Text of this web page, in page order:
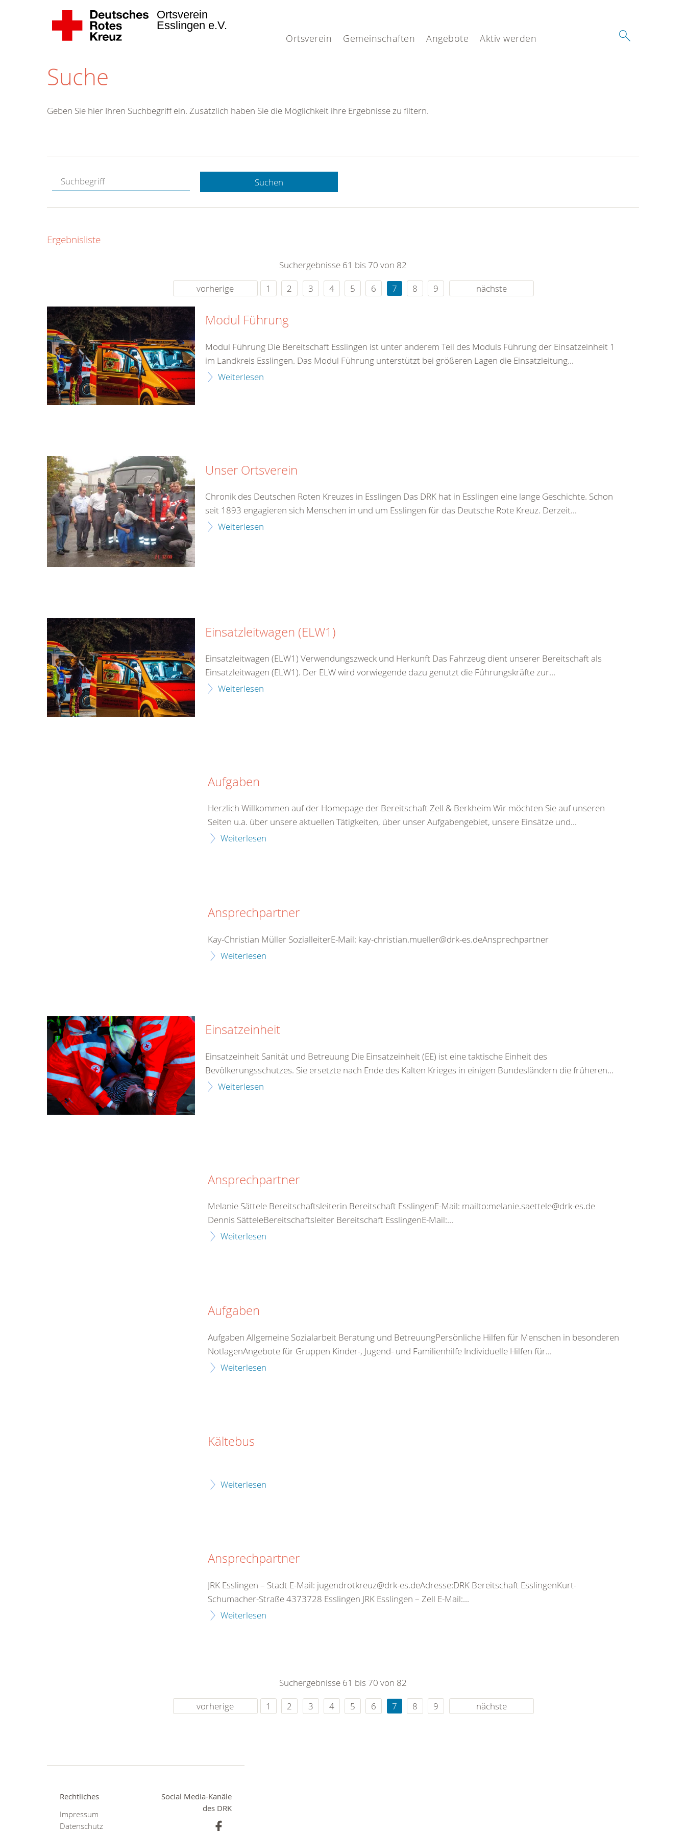
Ortsverein Gemeinschaften Angebote Aktiv werden
Ortsverein
Esslingen e.V.
Suche
Hotline.
gerne.
rund um die Uhr
Geben Sie hier Ihren Suchbegriff ein. Zusätzlich haben Sie die Möglichkeit ihre Ergebnisse zu filtern.
Suchen
Ergebnisliste
Suchergebnisse 61 bis 70 von 82
vorherige
1 2 3 4 5 6 7 8 9 nächste
Modul Führung
Modul Führung Die Bereitschaft Esslingen ist unter anderem Teil des Moduls Führung der Einsatzeinheit 1
im Landkreis Esslingen. Das Modul Führung unterstützt bei größeren Lagen die Einsatzleitung...
Weiterlesen
Unser Ortsverein
Chronik des Deutschen Roten Kreuzes in Esslingen Das DRK hat in Esslingen eine lange Geschichte. Schon
seit 1893 engagieren sich Menschen in und um Esslingen für das Deutsche Rote Kreuz. Derzeit...
Weiterlesen
Einsatzleitwagen (ELW1)
Einsatzleitwagen (ELW1) Verwendungszweck und Herkunft Das Fahrzeug dient unserer Bereitschaft als
Einsatzleitwagen (ELW1). Der ELW wird vorwiegende dazu genutzt die Führungskräfte zur...
Weiterlesen
Aufgaben
Herzlich Willkommen auf der Homepage der Bereitschaft Zell & Berkheim Wir möchten Sie auf unseren
Seiten u.a. über unsere aktuellen Tätigkeiten, über unser Aufgabengebiet, unsere Einsätze und...
Weiterlesen
Ansprechpartner
Kay-Christian Müller SozialleiterE-Mail: kay-christian.mueller@drk-es.deAnsprechpartner
Weiterlesen
Einsatzeinheit
Einsatzeinheit Sanität und Betreuung Die Einsatzeinheit (EE) ist eine taktische Einheit des
Bevölkerungsschutzes. Sie ersetzte nach Ende des Kalten Krieges in einigen Bundesländern die früheren...
Weiterlesen
Ansprechpartner
Melanie Sättele Bereitschaftsleiterin Bereitschaft EsslingenE-Mail: mailto:melanie.saettele@drk-es.de
Dennis SätteleBereitschaftsleiter Bereitschaft EsslingenE-Mail:...
Weiterlesen
Aufgaben
Aufgaben Allgemeine Sozialarbeit Beratung und BetreuungPersönliche Hilfen für Menschen in besonderen
NotlagenAngebote für Gruppen Kinder-, Jugend- und Familienhilfe Individuelle Hilfen für...
Weiterlesen
Kältebus
Weiterlesen
Ansprechpartner
JRK Esslingen – Stadt E-Mail: jugendrotkreuz@drk-es.deAdresse:DRK Bereitschaft EsslingenKurt-
Schumacher-Straße 4373728 Esslingen JRK Esslingen – Zell E-Mail:...
Weiterlesen
Suchergebnisse 61 bis 70 von 82
vorherige
1 2 3 4 5 6 7 8 9 nächste
Rechtliches
Impressum
Datenschutz
Social Media-Kanäle
des DRK